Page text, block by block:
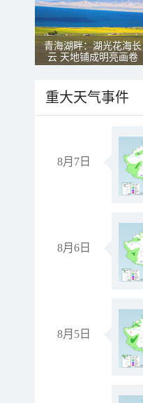
青海湖畔：湖光花海长
云 天地铺成明亮画卷
重大天气事件
8月7日
8月6日
8月5日